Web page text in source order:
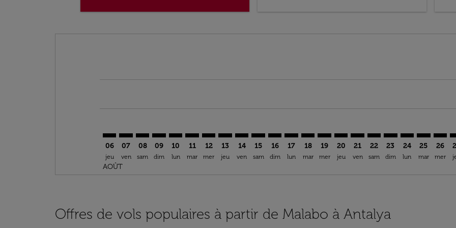
06
jeu
AOÛT
07
ven
08
sam
09
dim
10
lun
11
mar
12
mer
13
jeu
14
ven
15
sam
16
dim
17
lun
18
mar
SSG–AYT: cmp-view-offers-
19
mer
SSG–AYT: cmp-view-offers-
20
jeu
SSG–AYT: cmp-view-
21
ven
SSG–AYT: cmp-view-
22
sam
SSG–AYT: cmp-
23
dim
SSG–AYT:
24
lun
25
mar
26
mer
Offres de vols populaires à partir de Malabo à Antalya